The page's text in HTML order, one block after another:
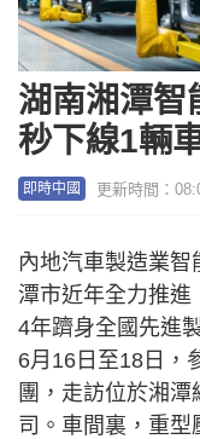
湖南湘潭智
秒下線1輛
即時中國 更新時間：
內地汽車製造業
潭市近年全力推進
4年躋身全國先進
6月16日至18日，
團，走訪位於湘
司。車間裏，重型